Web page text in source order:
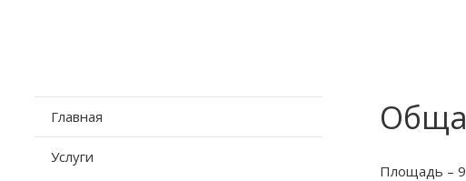
Площадь – 9
Главная
Услуги